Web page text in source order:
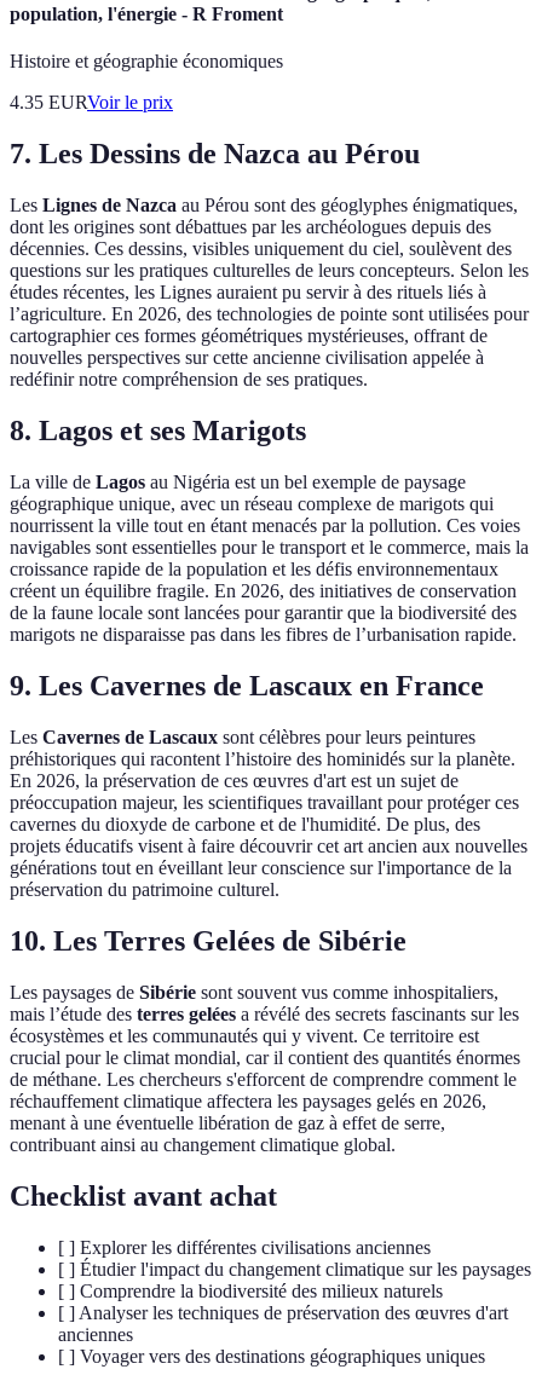
population, l'énergie - R Froment
Histoire et géographie économiques
4.35 EURVoir le prix
7. Les Dessins de Nazca au Pérou
Les Lignes de Nazca au Pérou sont des géoglyphes énigmatiques,
dont les origines sont débattues par les archéologues depuis des
décennies. Ces dessins, visibles uniquement du ciel, soulèvent des
questions sur les pratiques culturelles de leurs concepteurs. Selon les
études récentes, les Lignes auraient pu servir à des rituels liés à
l’agriculture. En 2026, des technologies de pointe sont utilisées pour
cartographier ces formes géométriques mystérieuses, offrant de
nouvelles perspectives sur cette ancienne civilisation appelée à
redéfinir notre compréhension de ses pratiques.
8. Lagos et ses Marigots
La ville de Lagos au Nigéria est un bel exemple de paysage
géographique unique, avec un réseau complexe de marigots qui
nourrissent la ville tout en étant menacés par la pollution. Ces voies
navigables sont essentielles pour le transport et le commerce, mais la
croissance rapide de la population et les défis environnementaux
créent un équilibre fragile. En 2026, des initiatives de conservation
de la faune locale sont lancées pour garantir que la biodiversité des
marigots ne disparaisse pas dans les fibres de l’urbanisation rapide.
9. Les Cavernes de Lascaux en France
Les Cavernes de Lascaux sont célèbres pour leurs peintures
préhistoriques qui racontent l’histoire des hominidés sur la planète.
En 2026, la préservation de ces œuvres d'art est un sujet de
préoccupation majeur, les scientifiques travaillant pour protéger ces
cavernes du dioxyde de carbone et de l'humidité. De plus, des
projets éducatifs visent à faire découvrir cet art ancien aux nouvelles
générations tout en éveillant leur conscience sur l'importance de la
préservation du patrimoine culturel.
10. Les Terres Gelées de Sibérie
Les paysages de Sibérie sont souvent vus comme inhospitaliers,
mais l’étude des terres gelées a révélé des secrets fascinants sur les
écosystèmes et les communautés qui y vivent. Ce territoire est
crucial pour le climat mondial, car il contient des quantités énormes
de méthane. Les chercheurs s'efforcent de comprendre comment le
réchauffement climatique affectera les paysages gelés en 2026,
menant à une éventuelle libération de gaz à effet de serre,
contribuant ainsi au changement climatique global.
Checklist avant achat
[ ] Explorer les différentes civilisations anciennes
[ ] Étudier l'impact du changement climatique sur les paysages
[ ] Comprendre la biodiversité des milieux naturels
[ ] Analyser les techniques de préservation des œuvres d'art
anciennes
[ ] Voyager vers des destinations géographiques uniques